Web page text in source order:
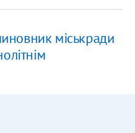
міськради